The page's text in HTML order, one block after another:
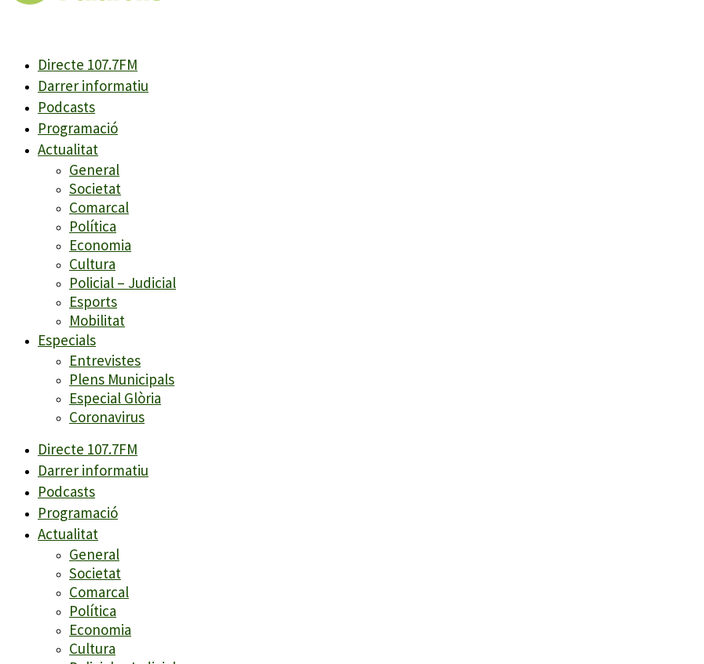
Directe 107.7FM
Darrer informatiu
Podcasts
Programació
Actualitat
General
Societat
Comarcal
Política
Economia
Cultura
Policial – Judicial
Esports
Mobilitat
Especials
Entrevistes
Plens Municipals
Especial Glòria
Coronavirus
Directe 107.7FM
Darrer informatiu
Podcasts
Programació
Actualitat
General
Societat
Comarcal
Política
Economia
Cultura